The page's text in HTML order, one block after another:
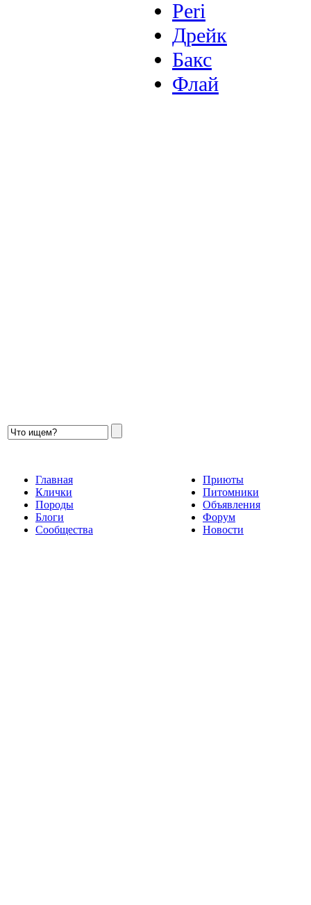
Peri
Дрейк
Бакс
Флай
Главная
Клички
Породы
Блоги
Сообщества
Приюты
Питомники
Объявления
Форум
Новости